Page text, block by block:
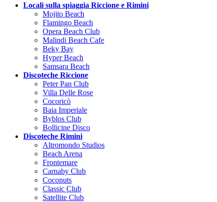
Locali sulla spiaggia Riccione e Rimini
Mojito Beach
Flamingo Beach
Opera Beach Club
Malindi Beach Cafe
Beky Bay
Hyper Beach
Samsara Beach
Discoteche Riccione
Peter Pan Club
Villa Delle Rose
Cocoricò
Baia Imperiale
Byblos Club
Bollicine Disco
Discoteche Rimini
Altromondo Studios
Beach Arena
Frontemare
Carnaby Club
Coconuts
Classic Club
Satellite Club